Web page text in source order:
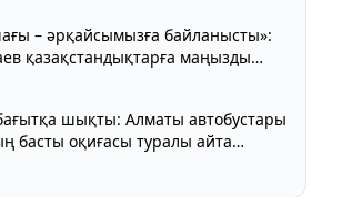
– әрқайсымызға байланысты»:
қазақстандықтарға маңызды
шықты: Алматы автобустары
басты оқиғасы туралы айта